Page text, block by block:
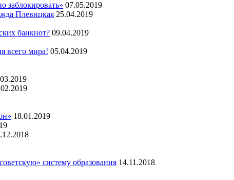
заблокировать» 07.05.2019
Плевицкая 25.04.2019
банкнот? 09.04.2019
всего мира! 05.04.2019
18.01.2019
систему образования 14.11.2018